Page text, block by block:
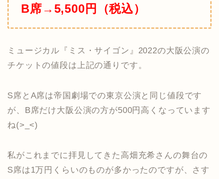
B席→5,500円（税込）
ミュージカル『ミス・サイゴン』2022の大阪公演の
チケットの値段は上記の通りです。
S席とA席は帝国劇場での東京公演と同じ値段です
が、B席だけ大阪公演の方が500円高くなっています
ね(>_<)
私がこれまでに拝見してきた高畑充希さんの舞台の
S席は1万円くらいのものが多かったのですが、さす